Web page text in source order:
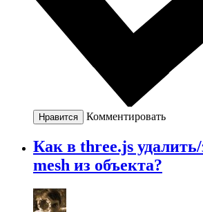
Нравится Комментировать
Как в three.js
mesh из объекта?